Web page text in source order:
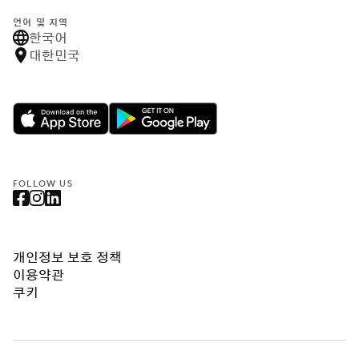
언어 및 지역
한국어
대한민국
FOLLOW US
개인정보 보호 정책
이용약관
쿠키